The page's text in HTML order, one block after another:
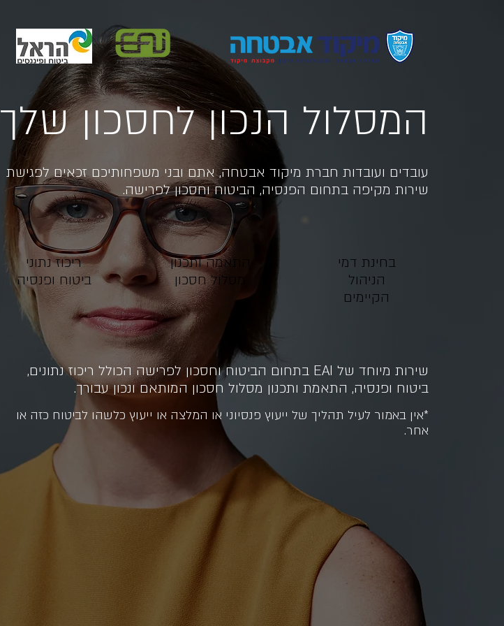
המסלול הנכון לחסכון שלך
עובדים ועובדות חברת מיקוד אבטחה, אתם ובני משפחותיכם זכאים לפגישת
שירות מקיפה בתחום הפנסיה, הביטוח וחסכון לפרישה.
ריכוז נתוני
ביטוח ופנסיה
התאמה ותכנון
מסלול חסכון
בחינת דמי
הניהול
הקיימים
שירות מיוחד של EAI בתחום הביטוח וחסכון לפרישה הכולל ריכוז נתונים,
ביטוח ופנסיה, התאמת ותכנון מסלול חסכון המותאם ונכון עבורך.
*אין באמור לעיל תהליך של ייעוץ פנסיוני או המלצה או ייעוץ כלשהו לביטוח כזה או
אחר.